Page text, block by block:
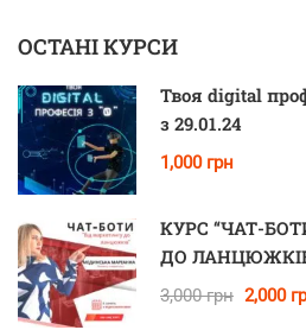
ОСТАНІ КУРСИ
Твоя digital
з 29.01.24
1,000 грн
КУРС “ЧАТ-
ДО
3,000 грн 2,000